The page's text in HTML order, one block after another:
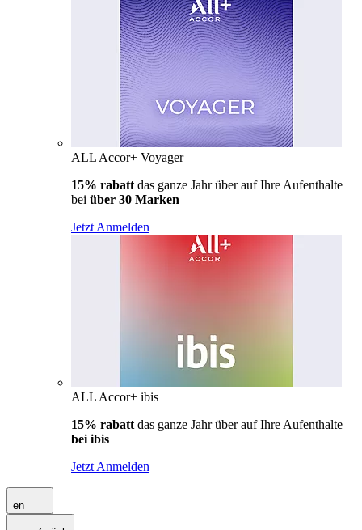
ALL Accor+ Voyager
15% rabatt das ganze Jahr über auf Ihre Aufenthalte
bei über 30 Marken
Jetzt Anmelden
ALL Accor+ ibis
15% rabatt das ganze Jahr über auf Ihre Aufenthalte
bei ibis
Jetzt Anmelden
en